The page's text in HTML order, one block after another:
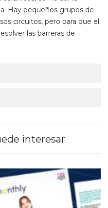
Hay pequeños grupos de
circuitos, pero para que el
las barreras de
interesar